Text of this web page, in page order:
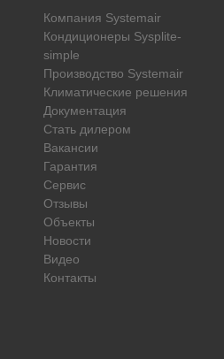
Компания Systemair
Кондиционеры Sysplite-
simple
Производство Systemair
Климатические решения
Документация
Стать дилером
Вакансии
Гарантия
Сервис
Отзывы
Объекты
Новости
Видео
Контакты